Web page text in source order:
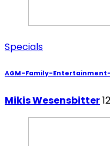
Specials
AGM-Family-
Mikis Wesensbitter